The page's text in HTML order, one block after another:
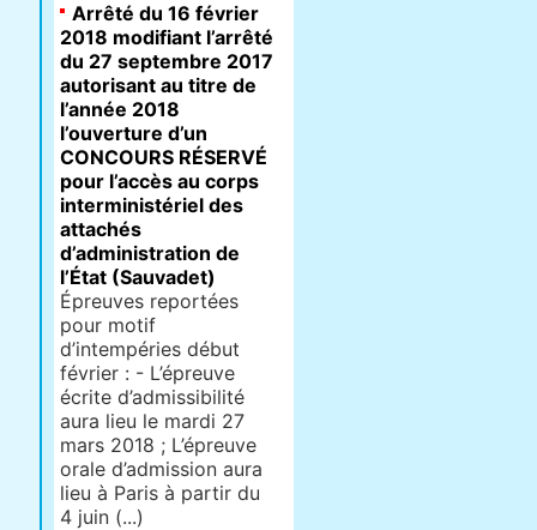
Arrêté du 16 février
2018 modifiant l’arrêté
du 27 septembre 2017
autorisant au titre de
l’année 2018
l’ouverture d’un
CONCOURS RÉSERVÉ
pour l’accès au corps
interministériel des
attachés
d’administration de
l’État (Sauvadet)
Épreuves reportées
pour motif
d’intempéries début
février : - L’épreuve
écrite d’admissibilité
aura lieu le mardi 27
mars 2018 ; L’épreuve
orale d’admission aura
lieu à Paris à partir du
4 juin (...)